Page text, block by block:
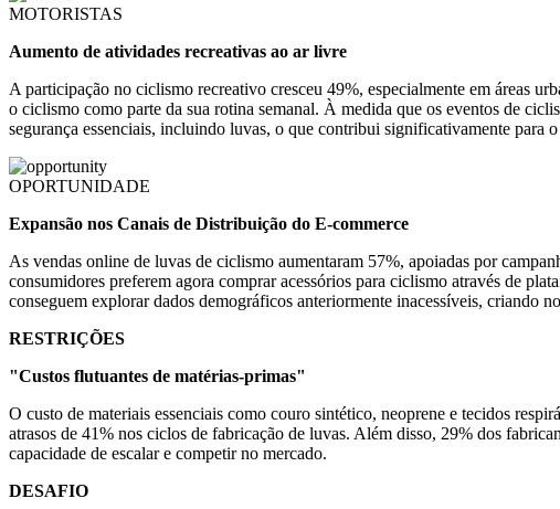
MOTORISTAS
Aumento de atividades recreativas ao ar livre
A participação no ciclismo recreativo cresceu 49%, especialmente em áreas
o ciclismo como parte da sua rotina semanal. À medida que os eventos de
segurança essenciais, incluindo luvas, o que contribui significativamente para
OPORTUNIDADE
Expansão nos Canais de Distribuição do E-commerce
As vendas online de luvas de ciclismo aumentaram 57%, apoiadas por
consumidores preferem agora comprar acessórios para ciclismo através de
conseguem explorar dados demográficos anteriormente inacessíveis, criando
RESTRIÇÕES
"Custos flutuantes de matérias-primas"
O custo de materiais essenciais como couro sintético, neoprene e tecidos
atrasos de 41% nos ciclos de fabricação de luvas. Além disso, 29% dos
capacidade de escalar e competir no mercado.
DESAFIO